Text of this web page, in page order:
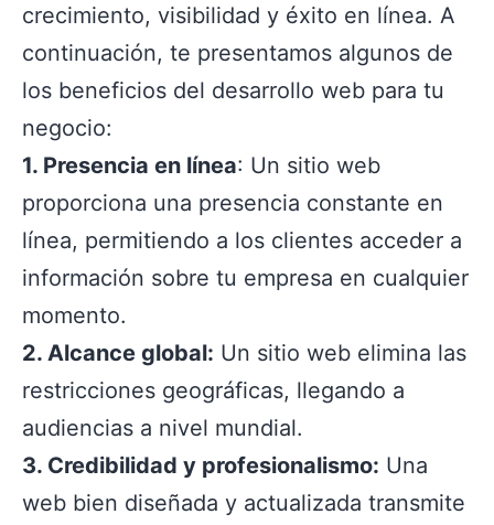
crecimiento, visibilidad y éxito en línea. A
continuación, te presentamos algunos de
los beneficios del desarrollo web para tu
negocio:
1. Presencia en línea: Un sitio web
proporciona una presencia constante en
línea, permitiendo a los clientes acceder a
información sobre tu empresa en cualquier
momento.
2. Alcance global: Un sitio web elimina las
restricciones geográficas, llegando a
audiencias a nivel mundial.
3. Credibilidad y profesionalismo: Una
web bien diseñada y actualizada transmite